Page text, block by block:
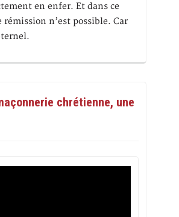
en enfer. Et dans ce
rémission n’est possible. Car
chrétienne, une